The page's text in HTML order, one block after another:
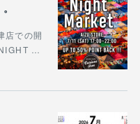
店での開
…